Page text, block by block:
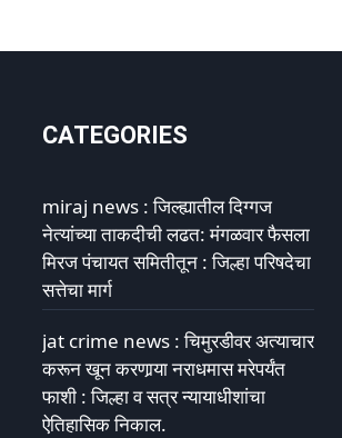
CATEGORIES
miraj news : जिल्ह्यातील दिग्गज
नेत्यांच्या ताकदीची लढत: मंगळवार फैसला
मिरज पंचायत समितीतून : जिल्हा परिषदेचा
सत्तेचा मार्ग
jat crime news : चिमुरडीवर अत्याचार
करून खून करणार्‍या नराधमास मरेपर्यंत
फाशी : जिल्हा व सत्र न्यायाधीशांचा
ऐतिहासिक निकाल.